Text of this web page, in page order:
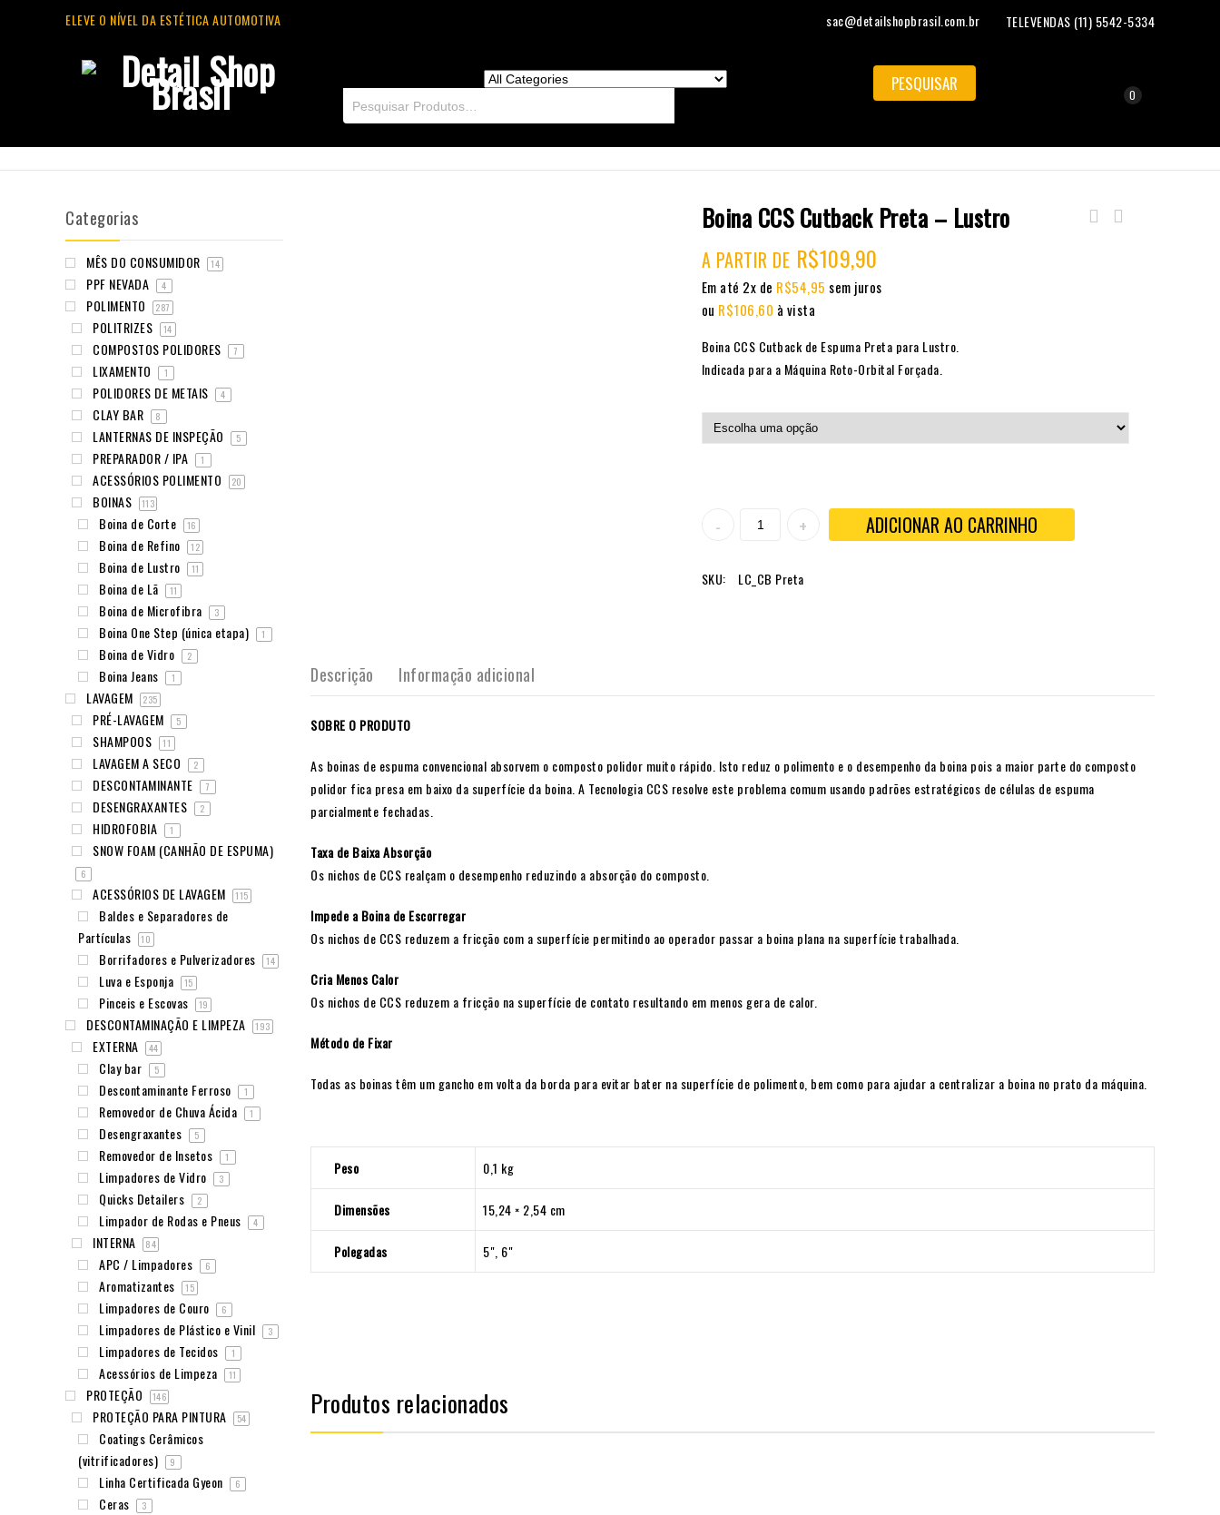
ELEVE O NÍVEL DA ESTÉTICA AUTOMOTIVA sac@detailshopbrasil.com.br TELEVENDAS (11) 5542-5334
0
Boina CCS Cutback Preta – Lustro
A PARTIR DE R$109,90
Em até 2x de R$54,95 sem juros
ou R$106,60 à vista
Boina CCS Cutback de Espuma Preta para Lustro.
Indicada para a Máquina Roto-Orbital Forçada.
ADICIONAR AO CARRINHO
SKU: LC_CB Preta
Descrição Informação adicional
SOBRE O PRODUTO
As boinas de espuma convencional absorvem o composto polidor muito rápido. Isto reduz o polimento e o desempenho da boina pois a maior parte do composto
polidor fica presa em baixo da superfície da boina. A Tecnologia CCS resolve este problema comum usando padrões estratégicos de células de espuma
parcialmente fechadas.
Taxa de Baixa Absorção
Os nichos de CCS realçam o desempenho reduzindo a absorção do composto.
Impede a Boina de Escorregar
Os nichos de CCS reduzem a fricção com a superfície permitindo ao operador passar a boina plana na superfície trabalhada.
Cria Menos Calor
Os nichos de CCS reduzem a fricção na superfície de contato resultando em menos gera de calor.
Método de Fixar
Todas as boinas têm um gancho em volta da borda para evitar bater na superfície de polimento, bem como para ajudar a centralizar a boina no prato da máquina.
Peso 0,1 kg
Dimensões 15,24 × 2,54 cm
Polegadas 5", 6"
Produtos relacionados
Categorias
MÊS DO CONSUMIDOR 14
PPF NEVADA 4
POLIMENTO 287
POLITRIZES 14
COMPOSTOS POLIDORES 7
LIXAMENTO 1
POLIDORES DE METAIS 4
CLAY BAR 8
LANTERNAS DE INSPEÇÃO 5
PREPARADOR / IPA 1
ACESSÓRIOS POLIMENTO 20
BOINAS 113
Boina de Corte 16
Boina de Refino 12
Boina de Lustro 11
Boina de Lã 11
Boina de Microfibra 3
Boina One Step (única etapa) 1
Boina de Vidro 2
Boina Jeans 1
LAVAGEM 235
PRÉ-LAVAGEM 5
SHAMPOOS 11
LAVAGEM A SECO 2
DESCONTAMINANTE 7
DESENGRAXANTES 2
HIDROFOBIA 1
SNOW FOAM (CANHÃO DE ESPUMA)
6
ACESSÓRIOS DE LAVAGEM 115
Baldes e Separadores de
Partículas
10
Borrifadores e Pulverizadores 14
Luva e Esponja 15
Pinceis e Escovas 19
DESCONTAMINAÇÃO E LIMPEZA 193
EXTERNA 44
Clay bar 5
Descontaminante Ferroso 1
Removedor de Chuva Ácida 1
Desengraxantes 5
Removedor de Insetos 1
Limpadores de Vidro 3
Quicks Detailers 2
Limpador de Rodas e Pneus 4
INTERNA 84
APC / Limpadores 6
Aromatizantes 15
Limpadores de Couro 6
Limpadores de Plástico e Vinil 3
Limpadores de Tecidos 1
Acessórios de Limpeza 11
PROTEÇÃO 146
PROTEÇÃO PARA PINTURA 54
Coatings Cerâmicos
(vitrificadores)
9
Linha Certificada Gyeon 6
Ceras 3